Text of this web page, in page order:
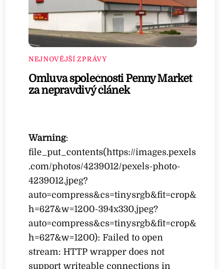
NEJNOVĚJŠÍ ZPRÁVY
Omluva společnosti Penny Market
za nepravdivý článek
Warning:
file_put_contents(https://images.pexels
.com/photos/4239012/pexels-photo-
4239012.jpeg?
auto=compress&cs=tinysrgb&fit=crop&
h=627&w=1200-394x330.jpeg?
auto=compress&cs=tinysrgb&fit=crop&
h=627&w=1200): Failed to open
stream: HTTP wrapper does not
support writeable connections in